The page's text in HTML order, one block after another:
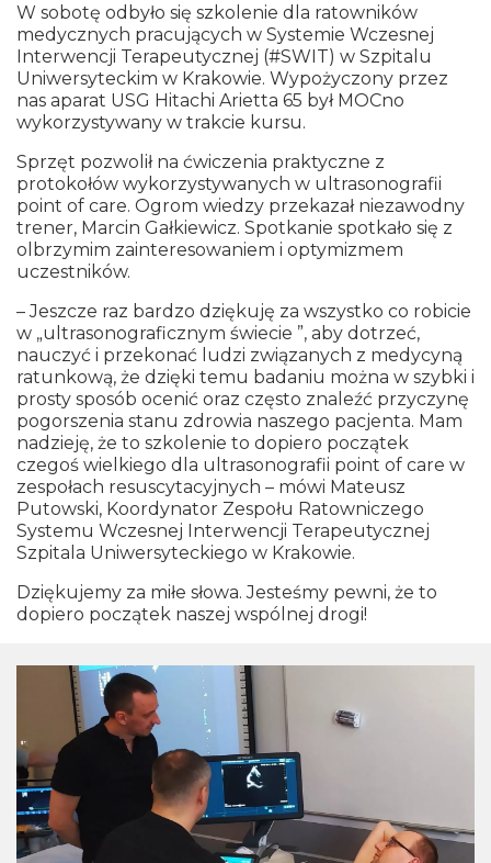
W sobotę odbyło się szkolenie dla ratowników
medycznych pracujących w Systemie Wczesnej
Interwencji Terapeutycznej (#SWIT) w Szpitalu
Uniwersyteckim w Krakowie. Wypożyczony przez
nas aparat USG Hitachi Arietta 65 był MOCno
wykorzystywany w trakcie kursu.
Sprzęt pozwolił na ćwiczenia praktyczne z
protokołów wykorzystywanych w ultrasonografii
point of care. Ogrom wiedzy przekazał niezawodny
trener, Marcin Gałkiewicz. Spotkanie spotkało się z
olbrzymim zainteresowaniem i optymizmem
uczestników.
– Jeszcze raz bardzo dziękuję za wszystko co robicie
w „ultrasonograficznym świecie ”, aby dotrzeć,
nauczyć i przekonać ludzi związanych z medycyną
ratunkową, że dzięki temu badaniu można w szybki i
prosty sposób ocenić oraz często znaleźć przyczynę
pogorszenia stanu zdrowia naszego pacjenta. Mam
nadzieję, że to szkolenie to dopiero początek
czegoś wielkiego dla ultrasonografii point of care w
zespołach resuscytacyjnych – mówi Mateusz
Putowski, Koordynator Zespołu Ratowniczego
Systemu Wczesnej Interwencji Terapeutycznej
Szpitala Uniwersyteckiego w Krakowie.
Dziękujemy za miłe słowa. Jesteśmy pewni, że to
dopiero początek naszej wspólnej drogi!